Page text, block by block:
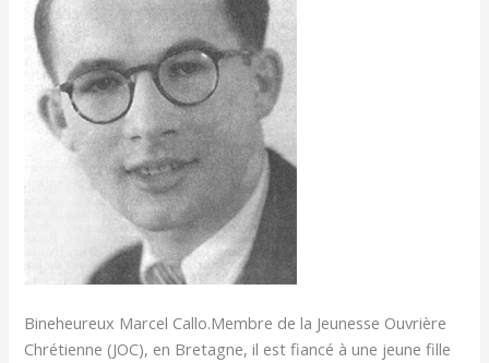
Bineheureux Marcel Callo.Membre de la Jeunesse Ouvrière
Chrétienne (JOC), en Bretagne, il est fiancé à une jeune fille